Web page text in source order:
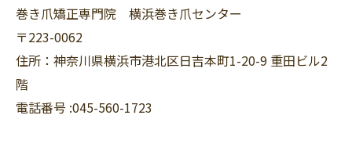
巻き爪矯正専門院 横浜巻き爪センター
〒223-0062
住所：神奈川県横浜市港北区日吉本町1-20-9 重田ビル2
階
電話番号 :045-560-1723